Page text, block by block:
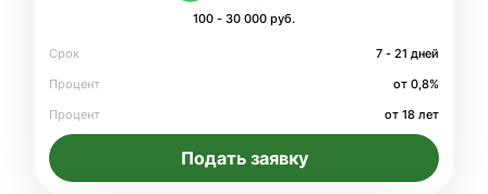
100 - 30 000 руб.
Срок
7 - 21 дней
Процент
от 0,8%
Процент
от 18 лет
Подать заявку